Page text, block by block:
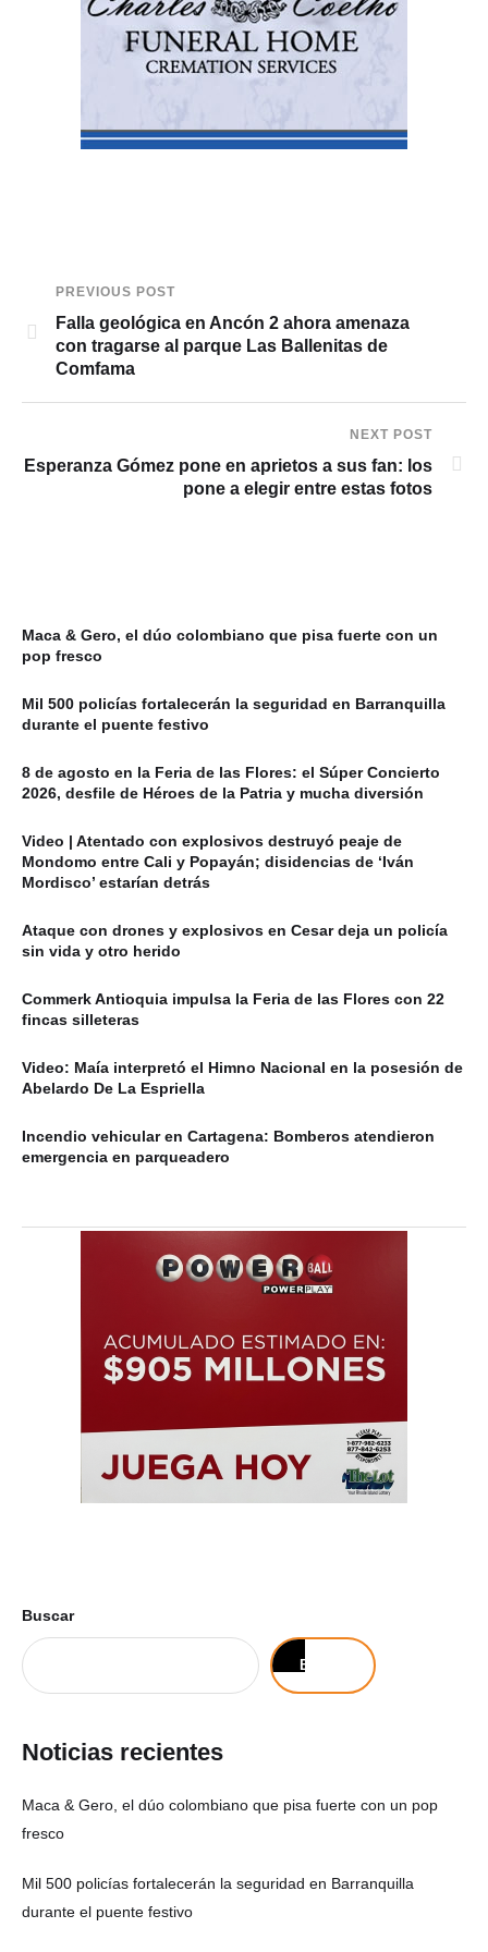
PREVIOUS POST
Falla geológica en Ancón 2 ahora amenaza
con tragarse al parque Las Ballenitas de
Comfama
NEXT POST
Esperanza Gómez pone en aprietos a sus fan: los
pone a elegir entre estas fotos
Maca & Gero, el dúo colombiano que pisa fuerte con un
pop fresco
Mil 500 policías fortalecerán la seguridad en Barranquilla
durante el puente festivo
8 de agosto en la Feria de las Flores: el Súper Concierto
2026, desfile de Héroes de la Patria y mucha diversión
Video | Atentado con explosivos destruyó peaje de
Mondomo entre Cali y Popayán; disidencias de ‘Iván
Mordisco’ estarían detrás
Ataque con drones y explosivos en Cesar deja un policía
sin vida y otro herido
Commerk Antioquia impulsa la Feria de las Flores con 22
fincas silleteras
Video: Maía interpretó el Himno Nacional en la posesión de
Abelardo De La Espriella
Incendio vehicular en Cartagena: Bomberos atendieron
emergencia en parqueadero
Buscar
Buscar
Noticias recientes
Maca & Gero, el dúo colombiano que pisa fuerte con un pop
fresco
Mil 500 policías fortalecerán la seguridad en Barranquilla
durante el puente festivo